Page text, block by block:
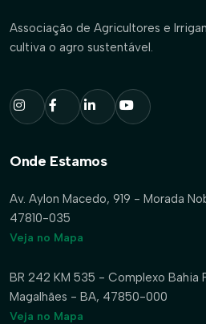
Associação de Agricultores e
cultiva o agro sustentável.
Onde Estamos
Av. Aylon Macedo, 919 - Morada
47810-035
Veja no Mapa
BR 242 KM 535 - Complexo Bahia
Magalhães - BA, 47850-000
Veja no Mapa